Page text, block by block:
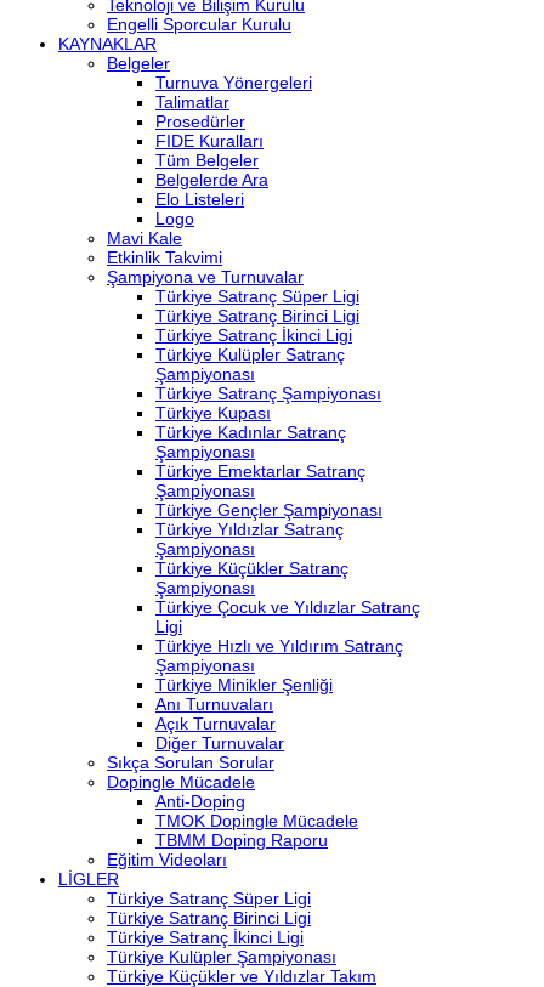
Teknoloji ve Bilişim Kurulu
Engelli Sporcular Kurulu
KAYNAKLAR
Belgeler
Turnuva Yönergeleri
Talimatlar
Prosedürler
FIDE Kuralları
Tüm Belgeler
Belgelerde Ara
Elo Listeleri
Logo
Mavi Kale
Etkinlik Takvimi
Şampiyona ve Turnuvalar
Türkiye Satranç Süper Ligi
Türkiye Satranç Birinci Ligi
Türkiye Satranç İkinci Ligi
Türkiye Kulüpler Satranç
Şampiyonası
Türkiye Satranç Şampiyonası
Türkiye Kupası
Türkiye Kadınlar Satranç
Şampiyonası
Türkiye Emektarlar Satranç
Şampiyonası
Türkiye Gençler Şampiyonası
Türkiye Yıldızlar Satranç
Şampiyonası
Türkiye Küçükler Satranç
Şampiyonası
Türkiye Çocuk ve Yıldızlar Satranç
Ligi
Türkiye Hızlı ve Yıldırım Satranç
Şampiyonası
Türkiye Minikler Şenliği
Anı Turnuvaları
Açık Turnuvalar
Diğer Turnuvalar
Sıkça Sorulan Sorular
Dopingle Mücadele
Anti-Doping
TMOK Dopingle Mücadele
TBMM Doping Raporu
Eğitim Videoları
LİGLER
Türkiye Satranç Süper Ligi
Türkiye Satranç Birinci Ligi
Türkiye Satranç İkinci Ligi
Türkiye Kulüpler Şampiyonası
Türkiye Küçükler ve Yıldızlar Takım